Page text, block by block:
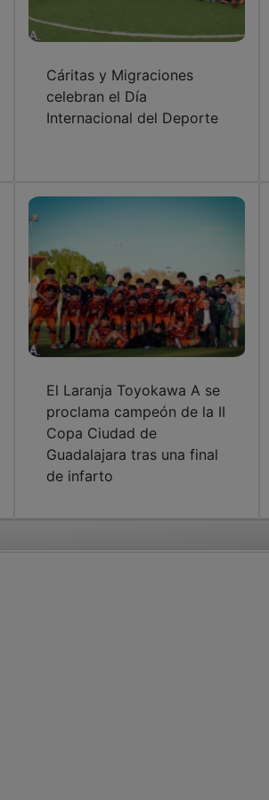
Cáritas y Migraciones
celebran el Día
Internacional del Deporte
El Laranja Toyokawa A se
proclama campeón de la II
Copa Ciudad de
Guadalajara tras una final
de infarto